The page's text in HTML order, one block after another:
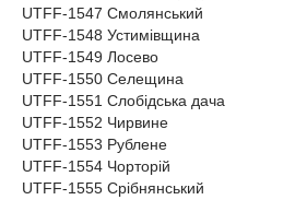
UTFF-1547 Смолянський
UTFF-1548 Устимівщина
UTFF-1549 Лосево
UTFF-1550 Селещина
UTFF-1551 Слобідська дача
UTFF-1552 Чирвине
UTFF-1553 Рублене
UTFF-1554 Чорторій
UTFF-1555 Срібнянський